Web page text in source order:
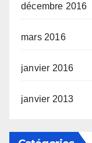
décembre 2016
mars 2016
janvier 2016
janvier 2013